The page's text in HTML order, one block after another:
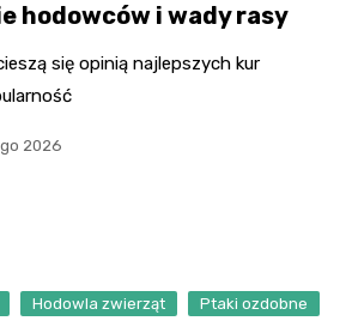
hodowców i wady rasy
się opinią najlepszych kur
2026
Hodowla zwierząt
Ptaki ozdobne